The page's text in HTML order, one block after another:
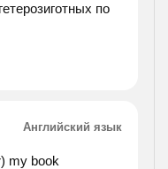
по
Английский язык
my book